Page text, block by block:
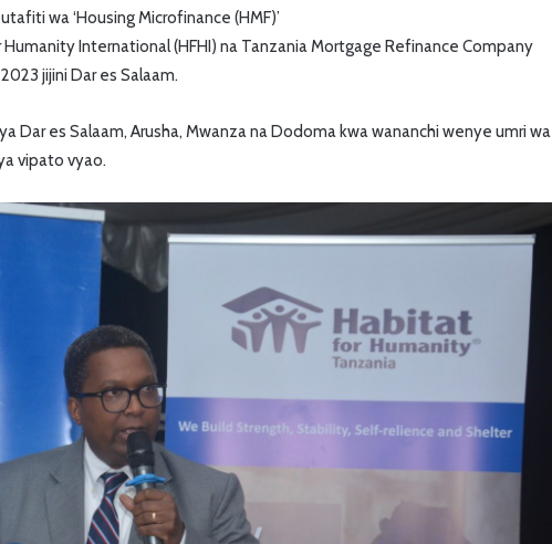
wa ‘Housing Microfinance (HMF)’
International (HFHI) na Tanzania Mortgage Refinance Company
jijini Dar es Salaam.
Dar es Salaam, Arusha, Mwanza na Dodoma kwa wananchi wenye umri wa
vipato vyao.